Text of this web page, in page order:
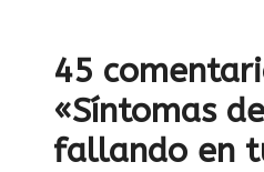
45
«Síntomas
fallando en